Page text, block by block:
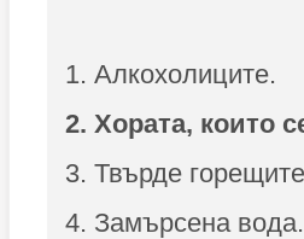
1. Алкохолиците.
2. Хората, които
3. Твърде
4. Замърсена вода.